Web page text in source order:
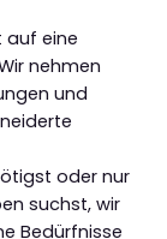
auf eine
nehmen
und
oder nur
suchst, wir
Bedürfnisse